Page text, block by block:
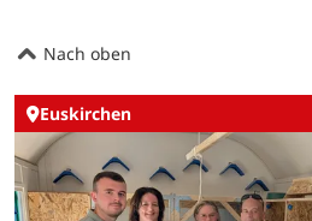
Nach oben
Euskirchen